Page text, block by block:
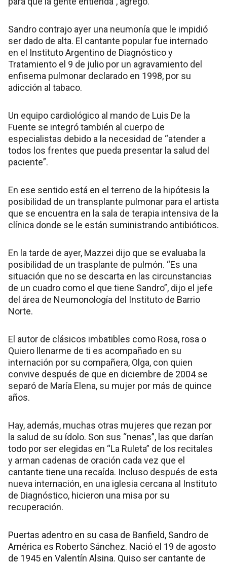
Sandro contrajo ayer una neumonía que le impidió
ser dado de alta. El cantante popular fue internado
en el Instituto Argentino de Diagnóstico y
Tratamiento el 9 de julio por un agravamiento del
enfisema pulmonar declarado en 1998, por su
adicción al tabaco.
Un equipo cardiológico al mando de Luis De la
Fuente se integró también al cuerpo de
especialistas debido a la necesidad de “atender a
todos los frentes que pueda presentar la salud del
paciente”.
En ese sentido está en el terreno de la hipótesis la
posibilidad de un transplante pulmonar para el artista
que se encuentra en la sala de terapia intensiva de la
clínica donde se le están suministrando antibióticos.
En la tarde de ayer, Mazzei dijo que se evaluaba la
posibilidad de un trasplante de pulmón. “Es una
situación que no se descarta en las circunstancias
de un cuadro como el que tiene Sandro”, dijo el jefe
del área de Neumonología del Instituto de Barrio
Norte.
El autor de clásicos imbatibles como Rosa, rosa o
Quiero llenarme de ti es acompañado en su
internación por su compañera, Olga, con quien
convive después de que en diciembre de 2004 se
separó de María Elena, su mujer por más de quince
años.
Hay, además, muchas otras mujeres que rezan por
la salud de su ídolo. Son sus “nenas”, las que darían
todo por ser elegidas en “La Ruleta” de los recitales
y arman cadenas de oración cada vez que el
cantante tiene una recaída. Incluso después de esta
nueva internación, en una iglesia cercana al Instituto
de Diagnóstico, hicieron una misa por su
recuperación.
Puertas adentro en su casa de Banfield, Sandro de
América es Roberto Sánchez. Nació el 19 de agosto
de 1945 en Valentín Alsina. Quiso ser cantante de